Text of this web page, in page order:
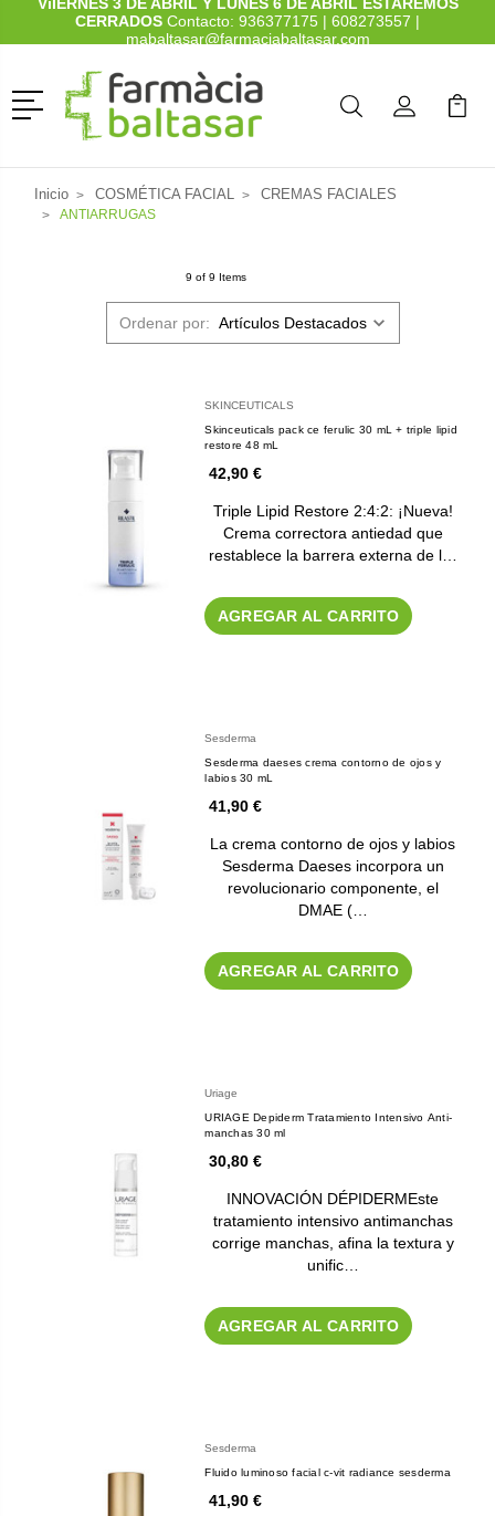
CERRADOS Contacto: 936377175 | 608273557 |
mabaltasar@farmaciabaltasar.com
Menú
BuscarMi Cuenta
Mi
Inicio COSMÉTICA FACIAL CREMAS FACIALES
ANTIARRUGAS
9 of 9 Items
Ordenar por:
SKINCEUTICALS
Skinceuticals pack ce ferulic 30 mL + triple lipid
restore 48 mL
42,90 €
Triple Lipid Restore 2:4:2: ¡Nueva!
Crema correctora antiedad que
restablece la barrera externa de l…
AGREGAR AL CARRITO
Sesderma
Sesderma daeses crema contorno de ojos y
labios 30 mL
41,90 €
La crema contorno de ojos y labios
Sesderma Daeses incorpora un
revolucionario componente, el
DMAE (…
AGREGAR AL CARRITO
Uriage
URIAGE Depiderm Tratamiento Intensivo Anti-
manchas 30 ml
30,80 €
INNOVACIÓN DÉPIDERMEste
tratamiento intensivo antimanchas
corrige manchas, afina la textura y
unific…
AGREGAR AL CARRITO
Sesderma
Fluido luminoso facial c-vit radiance sesderma
41,90 €